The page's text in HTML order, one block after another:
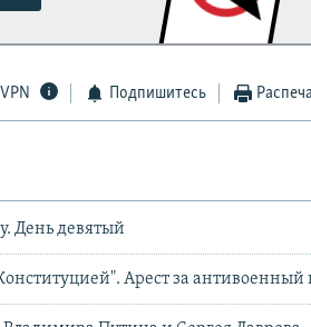
Подпишитесь
День девятый
Арест за антивоенный